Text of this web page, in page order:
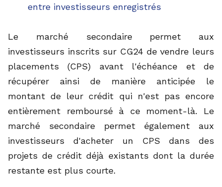
entre investisseurs enregistrés
Le marché secondaire permet aux
investisseurs inscrits sur CG24 de vendre leurs
placements (CPS) avant l'échéance et de
récupérer ainsi de manière anticipée le
montant de leur crédit qui n'est pas encore
entièrement remboursé à ce moment-là. Le
marché secondaire permet également aux
investisseurs d'acheter un CPS dans des
projets de crédit déjà existants dont la durée
restante est plus courte.